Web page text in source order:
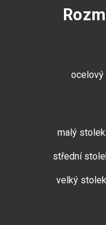
ocelový
malý
střední
velký